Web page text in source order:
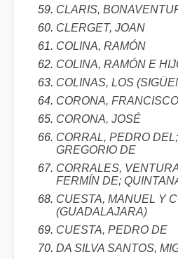
CLARIS,
CLERGET, JOAN
COLINA, RAMÓN
COLINA, RAMÓN E
COLINAS, LOS
CORONA, FRANCISCO
CORONA, JOSÉ
CORRAL, PEDRO
GREGORIO DE
CORRALES,
FERMÍN DE;
CUESTA, MANUEL Y
(GUADALAJARA)
CUESTA, PEDRO DE
DA SILVA SANTOS,